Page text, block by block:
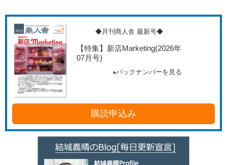
◆月刊商人舎 最新号◆
【特集】新店Marketing(2026年
07月号)
バックナンバーを見る
購読申込み